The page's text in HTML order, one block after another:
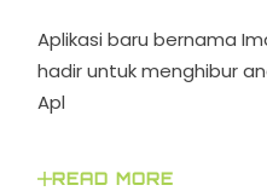
Aplikasi baru bernama
hadir untuk menghibur
Apl
READ MORE